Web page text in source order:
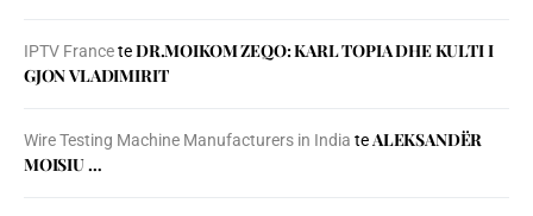
IPTV FranceteDR.MOIKOM ZEQO: KARL TOPIA DHE KULTI I
GJON VLADIMIRIT
Wire Testing Machine Manufacturers in India teALEKSANDËR
MOISIU …